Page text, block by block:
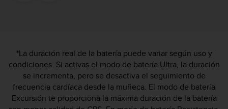
*La duración real de la batería puede variar según uso y
condiciones. Si activas el modo de batería Ultra, la duración
se incrementa, pero se desactiva el seguimiento de
frecuencia cardíaca desde la muñeca. El modo de batería
Excursión te proporciona la máxima duración de la batería